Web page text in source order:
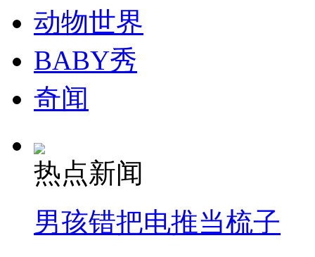
纽约上演“枕头大战”
动物世界
BABY秀
奇闻
热点新闻
男孩错把电推当梳子